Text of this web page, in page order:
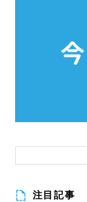
注目記事